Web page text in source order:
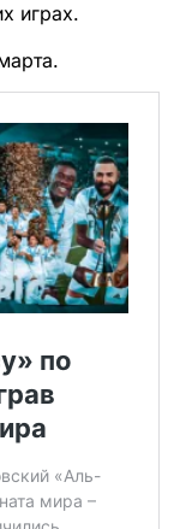
играх.